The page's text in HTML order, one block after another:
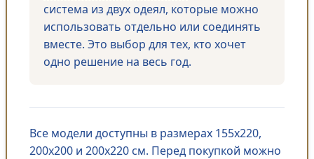
система из двух одеял, которые можно
использовать отдельно или соединять
вместе. Это выбор для тех, кто хочет
одно решение на весь год.
Все модели доступны в размерах 155х220,
200х200 и 200х220 см. Перед покупкой можно